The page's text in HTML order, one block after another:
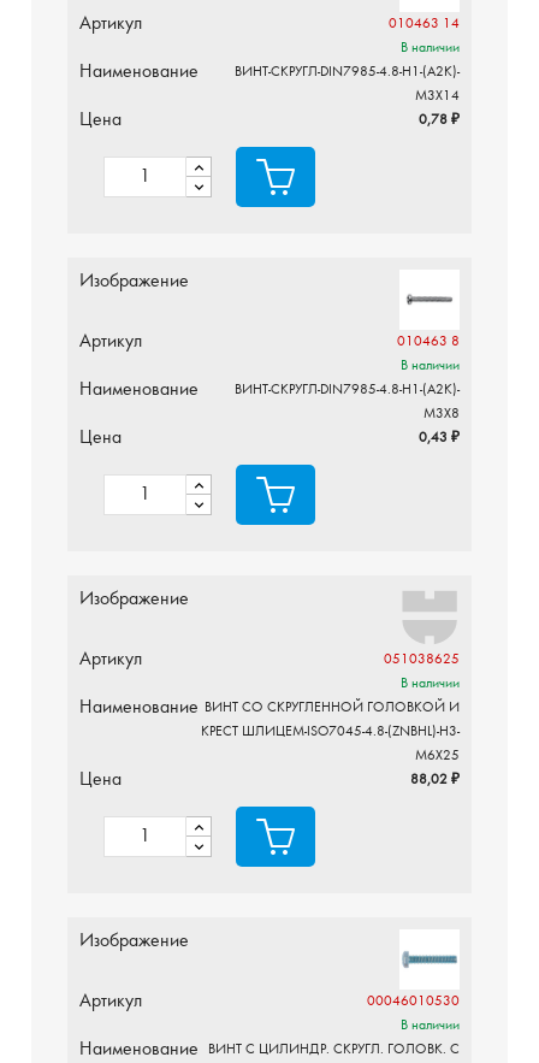
Артикул
010463 14
В наличии
Наименование
ВИНТ-СКРУГЛ-DIN7985-4.8-H1-(A2K)-
M3X14
Цена 0,78 ₽
Изображение
Артикул
010463 8
В наличии
Наименование
ВИНТ-СКРУГЛ-DIN7985-4.8-H1-(A2K)-
M3X8
Цена 0,43 ₽
Изображение
Артикул
051038625
В наличии
Наименование ВИНТ СО СКРУГЛЕННОЙ ГОЛОВКОЙ И
КРЕСТ ШЛИЦЕМ-ISO7045-4.8-(ZNBHL)-H3-
M6X25
Цена 88,02 ₽
Изображение
Артикул
00046010530
В наличии
Наименование
ВИНТ С ЦИЛИНДР. СКРУГЛ. ГОЛОВК. С